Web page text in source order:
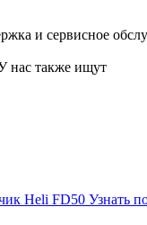
и сервисное
нас также ищут
Heli FD50 Узнать